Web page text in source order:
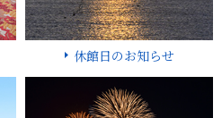
休館日のお知らせ